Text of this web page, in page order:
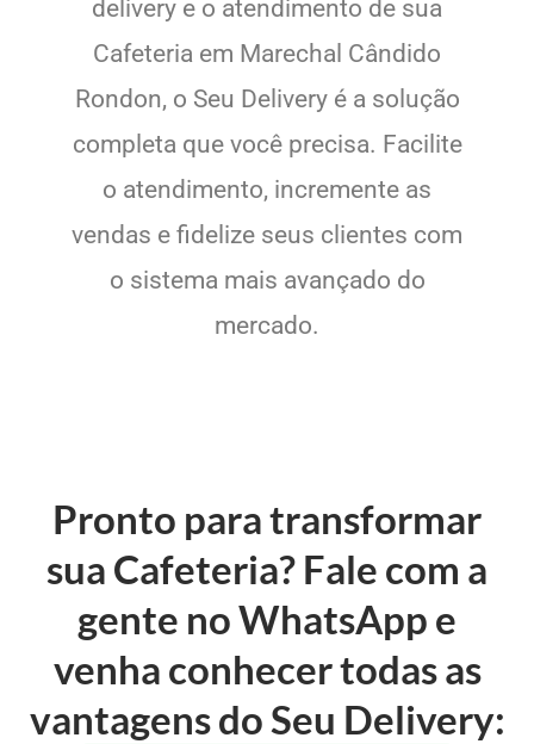
delivery e o atendimento de sua
Cafeteria em Marechal Cândido
Rondon, o Seu Delivery é a solução
completa que você precisa. Facilite
o atendimento, incremente as
vendas e fidelize seus clientes com
o sistema mais avançado do
mercado.
Pronto para transformar
sua Cafeteria? Fale com a
gente no WhatsApp e
venha conhecer todas as
vantagens do Seu Delivery: